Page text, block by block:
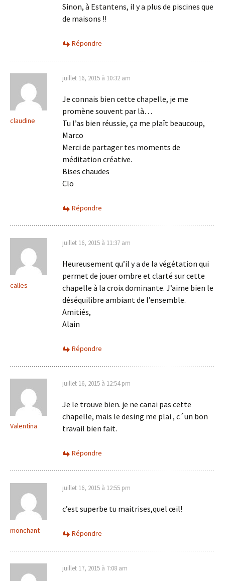
Sinon, à Estantens, il y a plus de piscines que
de maisons !!
Répondre
claudine
juillet 16, 2015 à 10:32 am
Je connais bien cette chapelle, je me
promène souvent par là…
Tu l’as bien réussie, ça me plaît beaucoup,
Marco
Merci de partager tes moments de
méditation créative.
Bises chaudes
Clo
Répondre
calles
juillet 16, 2015 à 11:37 am
Heureusement qu’il y a de la végétation qui
permet de jouer ombre et clarté sur cette
chapelle à la croix dominante. J’aime bien le
déséquilibre ambiant de l’ensemble.
Amitiés,
Alain
Répondre
Valentina
juillet 16, 2015 à 12:54 pm
Je le trouve bien. je ne canai pas cette
chapelle, mais le desing me plai , c´un bon
travail bien fait.
Répondre
monchant
juillet 16, 2015 à 12:55 pm
c’est superbe tu maitrises,quel œil!
Répondre
juillet 17, 2015 à 7:08 am